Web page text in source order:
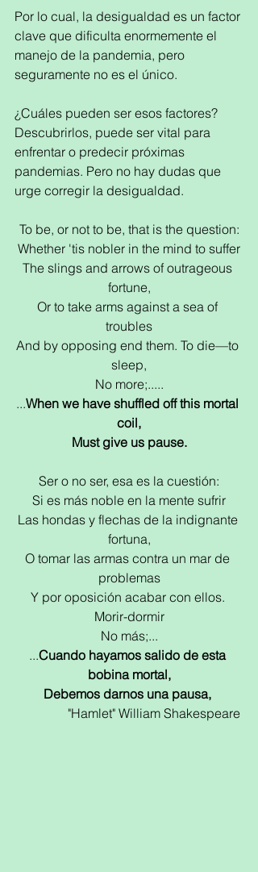
Por lo cual, la desigualdad es un factor
clave que dificulta enormemente el
manejo de la pandemia, pero
seguramente no es el único.
¿Cuáles pueden ser esos factores?
Descubrirlos, puede ser vital para
enfrentar o predecir próximas
pandemias. Pero no hay dudas que
urge corregir la desigualdad.
To be, or not to be, that is the question:
Whether 'tis nobler in the mind to suffer
The slings and arrows of outrageous
fortune,
Or to take arms against a sea of
troubles
And by opposing end them. To die—to
sleep,
No more;.....
...When we have shuffled off this mortal
coil,
Must give us pause.
Ser o no ser, esa es la cuestión:
Si es más noble en la mente sufrir
Las hondas y flechas de la indignante
fortuna,
O tomar las armas contra un mar de
problemas
Y por oposición acabar con ellos.
Morir-dormir
No más;...
...Cuando hayamos salido de esta
bobina mortal,
Debemos darnos una pausa,
"Hamlet" William Shakespeare